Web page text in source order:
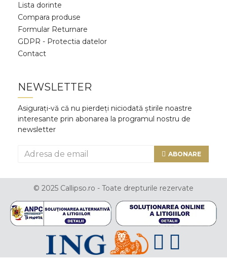
Lista dorinte
Compara produse
Formular Returnare
GDPR - Protectia datelor
Contact
NEWSLETTER
Asigurați-vă că nu pierdeți niciodată știrile noastre
interesante prin abonarea la programul nostru de
newsletter
ABONARE
© 2025 Callipso.ro - Toate drepturile rezervate